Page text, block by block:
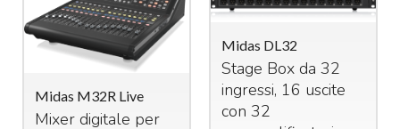
Midas M32R Live
Mixer digitale per
Midas DL32
Stage Box da 32
ingressi, 16 uscite
con 32